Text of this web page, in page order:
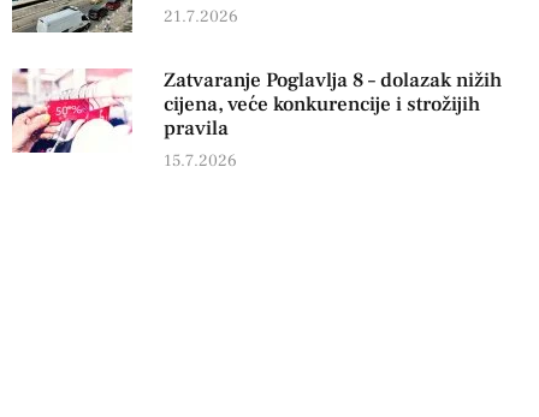
21.7.2026
Zatvaranje Poglavlja 8 – dolazak nižih
cijena, veće konkurencije i strožijih
pravila
15.7.2026